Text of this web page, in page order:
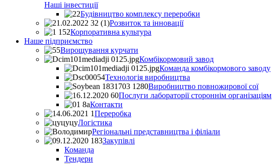
Наші інвестиції
Будівництво комплексу переробки
Розвиток та інновації
Корпоративна культура
Наше підприємство
Вирощування курчати
Комбікормовий завод
Команда комбікормового заводу
Технологія виробництва
Виробництво повножирової сої
Послуги лабораторії стороннім організаціям
Контакти
Переробка
Логістика
Регіональні представництва і філіали
Закупівлі
Команда
Тендери